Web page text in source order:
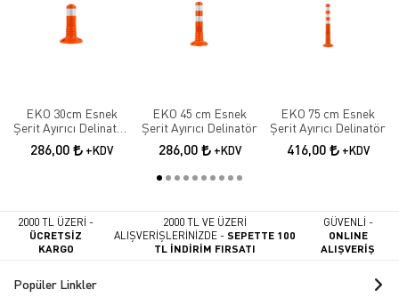
EKO 30cm Esnek
Şerit Ayırıcı Delinatör
Esnek Şerit Ayırıcı
286,00 +KDV
EKO 45 cm Esnek
Şerit Ayırıcı Delinatör
286,00 +KDV
EKO 75 cm Esnek
Şerit Ayırıcı Delinatör
416,00 +KDV
2000 TL ÜZERİ -
ÜCRETSİZ
KARGO
2000 TL VE ÜZERİ
ALIŞVERİŞLERİNİZDE -SEPETTE 100
TL İNDİRİM FIRSATI
GÜVENLİ -
ONLINE
ALIŞVERİŞ
Popüler Linkler